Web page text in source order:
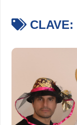
CLAVE: